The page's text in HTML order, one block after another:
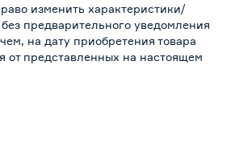
изменить характеристики/
предварительного уведомления
на дату приобретения товара
от представленных на настоящем